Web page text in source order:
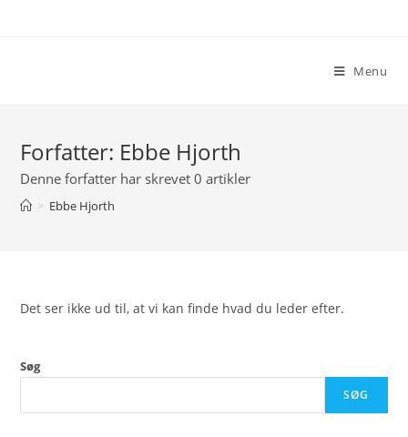
Menu
Forfatter: Ebbe Hjorth
Denne forfatter har skrevet 0 artikler
> Ebbe Hjorth
Det ser ikke ud til, at vi kan finde hvad du leder efter.
Søg
SØG